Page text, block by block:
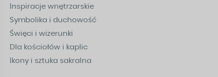
Inspiracje wnętrzarskie
Symbolika i duchowość
Święci i wizerunki
Dla kościołów i kaplic
Ikony i sztuka sakralna